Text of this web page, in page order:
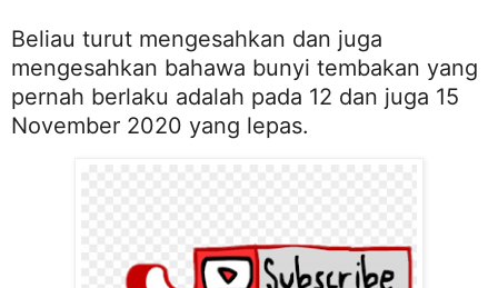
Beliau turut mengesahkan dan juga
mengesahkan bahawa bunyi tembakan yang
pernah berlaku adalah pada 12 dan juga 15
November 2020 yang lepas.